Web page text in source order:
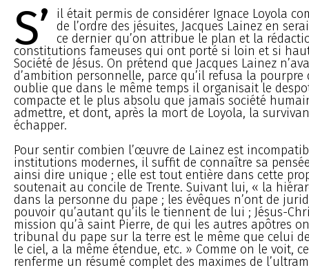
S’
il était permis de considérer Ignace Loyola
de l’ordre des jésuites, Jacques Lainez en
ce dernier qu’on attribue le plan et la
constitutions fameuses qui ont porté si loin et si
Société de Jésus. On prétend que Jacques Lainez
d’ambition personnelle, parce qu’il refusa la pourpre
oublie que dans le même temps il organisait le
compacte et le plus absolu que jamais société
admettre, et dont, après la mort de Loyola, la
échapper.
Pour sentir combien l’œuvre de Lainez est
institutions modernes, il suffit de connaître sa
ainsi dire unique ; elle est tout entière dans cette
soutenait au concile de Trente. Suivant lui, « la
dans la personne du pape ; les évêques n’ont de
pouvoir qu’autant qu’ils le tiennent de lui ; Jésus-
mission qu’à saint Pierre, de qui les autres apôtres
tribunal du pape sur la terre est le même que celui
le ciel, a la même étendue, etc. » Comme on le voit,
renferme un résumé complet des maximes de